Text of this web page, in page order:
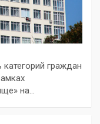
граждан
на…